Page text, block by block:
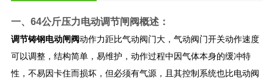
一、 64公斤压力电动调节闸阀概述：
调节铸钢电动闸阀动作力距比气动阀门大，气动阀门开关动作速度
可以调整，结构简单，易维护，动作过程中因气体本身的缓冲特
性，不易因卡住而损坏，但必须有气源，且其控制系统也比电动阀